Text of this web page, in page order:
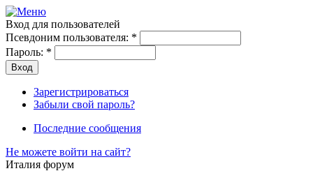
Вход для пользователей
Псевдоним пользователя: *
Пароль: *
Зарегистрироваться
Забыли свой пароль?
Последние сообщения
Не можете войти на сайт?
Италия форум